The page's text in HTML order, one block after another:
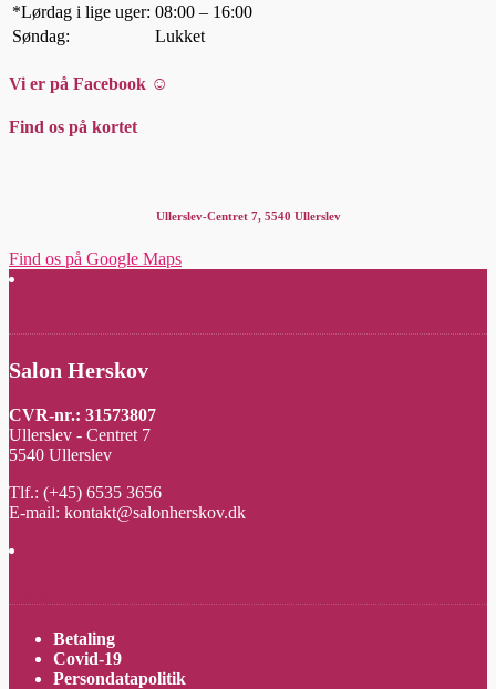
*Lørdag i lige uger: 08:00 – 16:00
Søndag:
Lukket
Vi er på Facebook ☺
Find os på kortet
Ullerslev-Centret 7, 5540 Ullerslev
Find os på Google Maps
Salon Herskov
CVR-nr.: 31573807
Ullerslev - Centret 7
5540 Ullerslev
Tlf.: (+45) 6535 3656
E-mail: kontakt@salonherskov.dk
Betaling
Covid-19
Persondatapolitik